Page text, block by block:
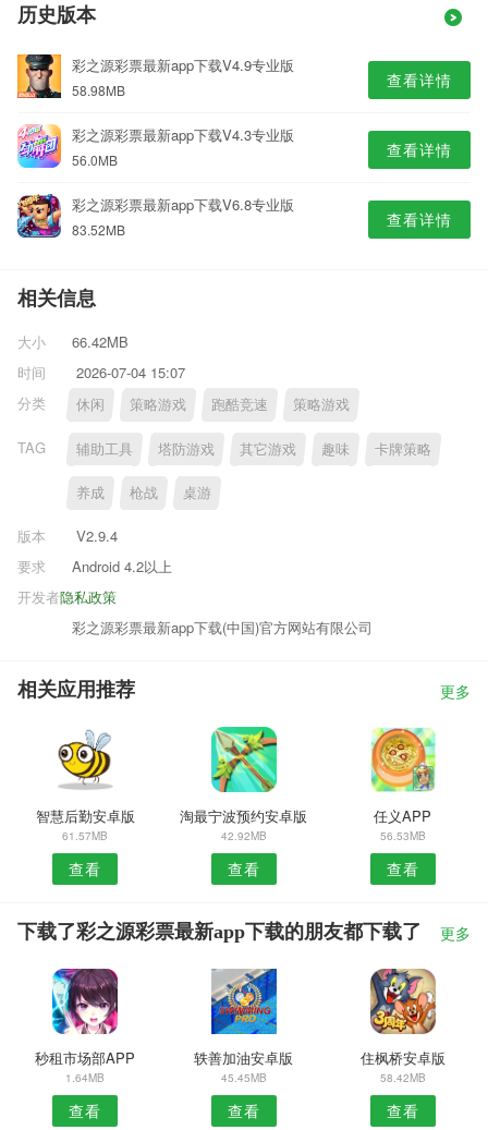
历史版本
彩之源彩票最新app下载V4.9专业版
58.98MB 查看详情
彩之源彩票最新app下载V4.3专业版
56.0MB 查看详情
彩之源彩票最新app下载V6.8专业版
83.52MB 查看详情
相关信息
大小
66.42MB
时间
2026-07-04 15:07
分类
休闲 策略游戏 跑酷竞速 策略游戏
TAG 辅助工具 塔防游戏 其它游戏 趣味 卡牌策略
养成 枪战 桌游
版本
V2.9.4
要求
Android 4.2以上
隐私政策
开发者
彩之源彩票最新app下载(中国)官方网站有限公司
相关应用推荐 更多
智慧后勤安卓版
61.57MB
查看
淘最宁波预约安卓版
42.92MB
查看
任义APP
56.53MB
查看
下载了彩之源彩票最新app下载的朋友都下载了 更多
秒租市场部APP
1.64MB
查看
轶善加油安卓版
45.45MB
查看
住枫桥安卓版
58.42MB
查看